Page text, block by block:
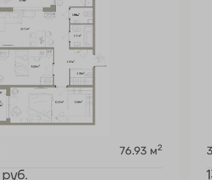
76.93 м2
руб.